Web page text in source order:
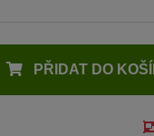
PŘIDAT DO